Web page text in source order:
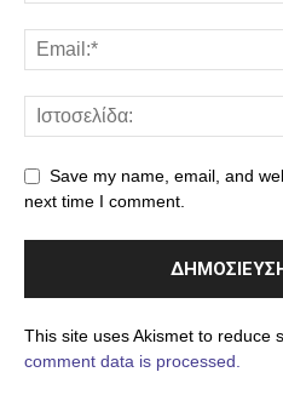
Save my name, email, and
next time I comment.
This site uses Akismet to reduce
comment data is processed.